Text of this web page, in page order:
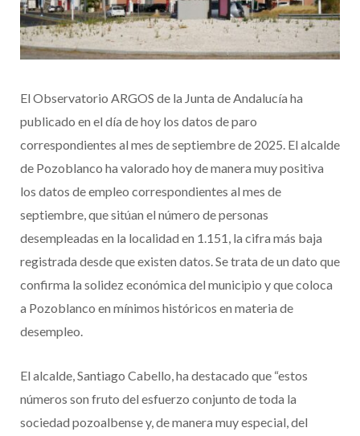
El Observatorio ARGOS de la Junta de Andalucía ha
publicado en el día de hoy los datos de paro
correspondientes al mes de septiembre de 2025. El alcalde
de Pozoblanco ha valorado hoy de manera muy positiva
los datos de empleo correspondientes al mes de
septiembre, que sitúan el número de personas
desempleadas en la localidad en 1.151, la cifra más baja
registrada desde que existen datos. Se trata de un dato que
confirma la solidez económica del municipio y que coloca
a Pozoblanco en mínimos históricos en materia de
desempleo.
El alcalde, Santiago Cabello, ha destacado que “estos
números son fruto del esfuerzo conjunto de toda la
sociedad pozoalbense y, de manera muy especial, del